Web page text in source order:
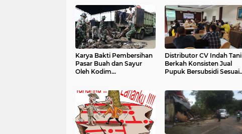
Karya Bakti Pembersihan
Pasar Buah dan Sayur
Oleh Kodim
Distributor CV Indah Tani
Berkah Konsisten Jual
Pupuk Bersubsidi Sesuai